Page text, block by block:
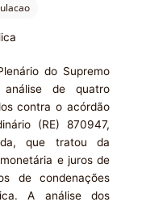
do Supremo
de quatro
contra o acórdão
(RE) 870947,
que tratou da
e juros de
de condenações
A análise dos